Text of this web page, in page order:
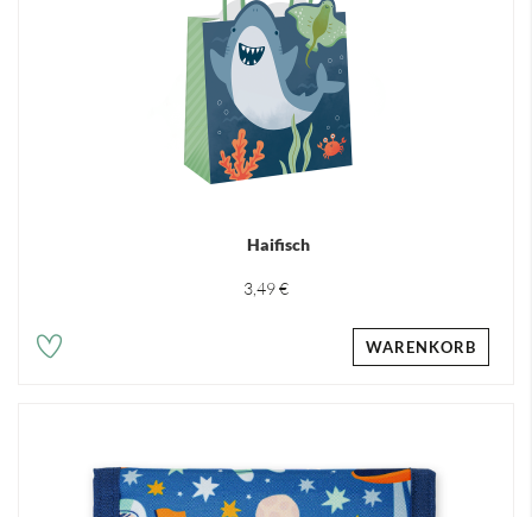
Haifisch
3,49 €
WARENKORB